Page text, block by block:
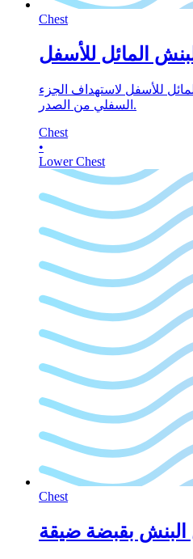
Chest
المائل للأسفل
للأسفل لاستهداف الجزء
السفلي من الصدر.
Chest
•
Lower Chest
Chest
البنش بقبضة ضيقة